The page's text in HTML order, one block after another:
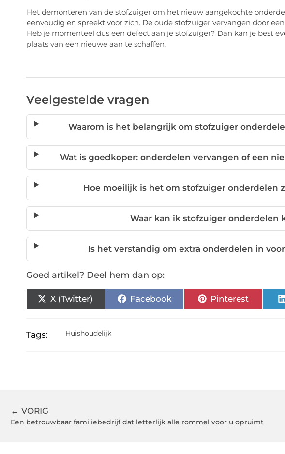
Het demonteren van de stofzuiger om het nieuw aangekochte
eenvoudig en spreekt voor zich. De oude stofzuiger vervangen door
Heb je momenteel dus een defect aan je stofzuiger? Dan kan je best
plaats van een nieuwe aan te schaffen.
Veelgestelde vragen
Waarom is het belangrijk om stofzuiger
Wat is goedkoper: onderdelen vervangen of een
Hoe moeilijk is het om stofzuiger onderdelen
Waar kan ik stofzuiger onderdelen
Is het verstandig om extra onderdelen in
Goed artikel? Deel hem dan op:
X (Twitter) Facebook Pinterest
Tags: Huishoudelijk
← VORIG
Een betrouwbaar familiebedrijf dat letterlijk alle rommel voor u opruimt